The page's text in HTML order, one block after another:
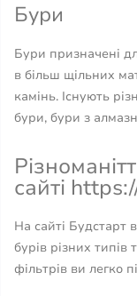
Бури
Бури призначені
в більш щільних
камінь. Існують
бури, бури з
сайті
На сайті Будстарт
бурів різних
фільтрів ви легко